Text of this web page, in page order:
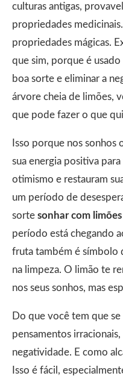
culturas antigas,
propriedades
propriedades mágicas.
que sim, porque é
boa sorte e eliminar a
árvore cheia de limões,
que pode fazer o que
Isso porque nos sonhos
sua energia positiva
otimismo e restauram
um período de
sorte sonhar com limões
período está chegando
fruta também é símbolo
na limpeza. O limão te
nos seus sonhos, mas
Do que você tem que
pensamentos
negatividade. E como
Isso é fácil,